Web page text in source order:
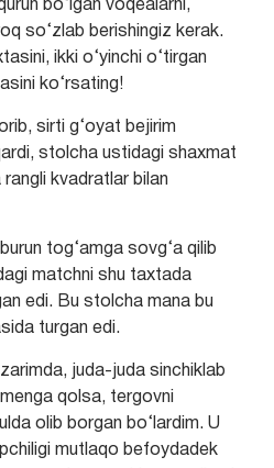
bo‘lgan voqealarni,
so‘zlab berishingiz kerak.
ikki o‘yinchi o‘tirgan
ko‘rsating!
sirti g‘oyat bejirim
stolcha ustidagi shaxmat
kvadratlar bilan
tog‘amga sovg‘a qilib
matchni shu taxtada
edi. Bu stolcha mana bu
turgan edi.
juda-juda sinchiklab
qolsa, tergovni
olib borgan bo‘lardim. U
mutlaqo befoydadek